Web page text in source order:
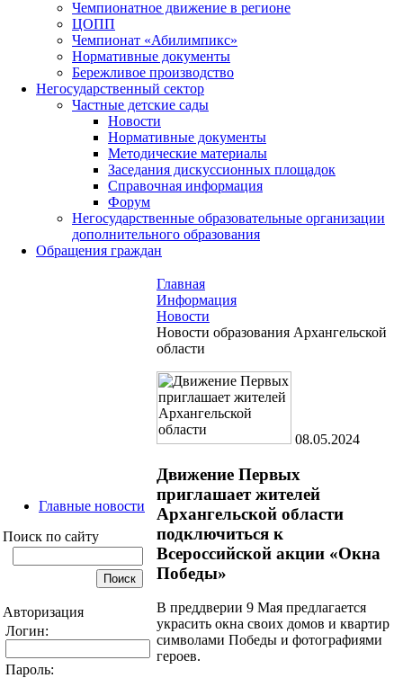
Чемпионатное движение в регионе
ЦОПП
Чемпионат «Абилимпикс»
Нормативные документы
Бережливое производство
Негосударственный сектор
Частные детские сады
Новости
Нормативные документы
Методические материалы
Заседания дискуссионных площадок
Справочная информация
Форум
Негосударственные образовательные организации
дополнительного образования
Обращения граждан
Главные новости
Поиск по сайту
Авторизация
Логин:
Пароль:
Главная
Информация
Новости
Новости образования Архангельской
области
08.05.2024
Движение Первых
приглашает жителей
Архангельской области
подключиться к
Всероссийской акции «Окна
Победы»
В преддверии 9 Мая предлагается
украсить окна своих домов и квартир
символами Победы и фотографиями
героев.